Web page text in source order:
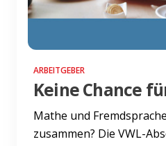
ARBEITGEBER
Keine Chance
Mathe und
zusammen? Die VWL-